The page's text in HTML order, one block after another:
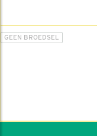
GEEN BROEDSEL